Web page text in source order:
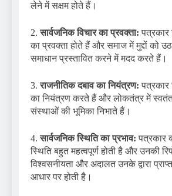
लेने में सक्षम होते हैं।
2.सार्वजनिक विचार का प्रवक्ता: पत्रकार
का प्रवक्ता होते हैं और समाज में मुद्दों को
समाधान प्रस्तावित करने में मदद करते हैं।
3.राजनीतिक दबाव का नियंत्रण: पत्रकार
का नियंत्रण करते हैं और लोकतंत्र में
संस्थाओं की भूमिका निभाते हैं।
4.सार्वजनिक स्थिति का प्रभाव: पत्रकार
स्थिति बहुत महत्वपूर्ण होती है और उनकी
विश्वसनीयता और अदालत उनके द्वारा
आधार पर होती है।